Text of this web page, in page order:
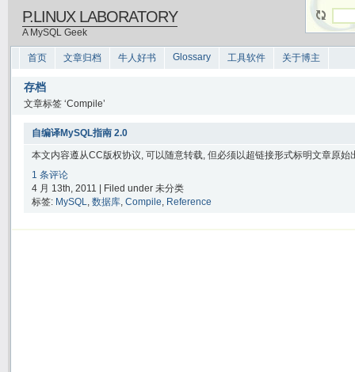
P.LINUX LABORATORY
A MySQL Geek
首页 文章归档 牛人好书 Glossary 工具软件 关于博主
存档
文章标签 ‘Compile’
自编译MySQL指南 2.0
本文内容遵从CC版权协议, 可以随意转载, 但必须以超链接形式标明文章原
1 条评论
4 月 13th, 2011 | Filed under 未分类
标签: MySQL, 数据库, Compile, Reference